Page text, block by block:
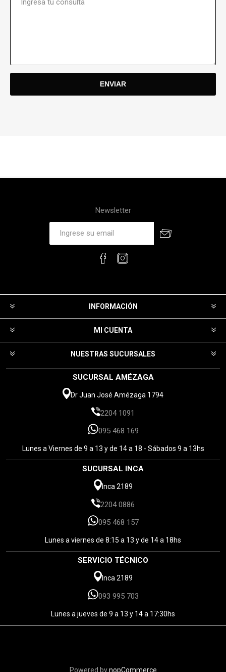
Newsletter
INFORMACIÓN
MI CUENTA
NUESTRAS SUCURSALES
SUCURSAL AMÉZAGA
Dr Juan José Amézaga 1794
2204 1091
095 468 169
Lunes a Viernes de 9 a 13 y de 14 a 18 - Sábados 9 a 13hs
SUCURSAL INCA
Inca 2189
2204 0886
095 468 157
Lunes a viernes de 8:15 a 13 y de 14 a 18hs
SERVICIO TÉCNICO
Inca 2189
093 995 703
Lunes a jueves de 9 a 13 y 14 a 17:30hs
Powered bynopCommerce